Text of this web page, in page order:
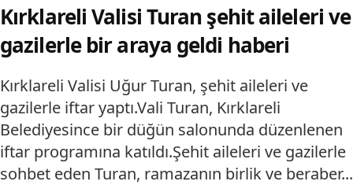
Kırklareli Valisi Turan şehit aileleri ve
gazilerle bir araya geldi haberi
Kırklareli Valisi Uğur Turan, şehit aileleri ve
gazilerle iftar yaptı.Vali Turan, Kırklareli
Belediyesince bir düğün salonunda düzenlenen
iftar programına katıldı.Şehit aileleri ve gazilerle
sohbet eden Turan, ramazanın birlik ve beraber...